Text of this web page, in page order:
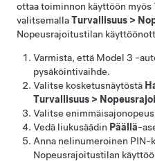
ottaa toiminnon käyttöön
valitsemallaTurvallisuus >
Nopeusrajoitustilan
Varmista, että Model 3 -
pysäköintivaihde.
Valitse kosketusnäytöstä
Turvallisuus >
Valitse
Vedä liukusäädin Päällä-
Anna nelinumeroinen PIN-
Nopeusrajoitustilan